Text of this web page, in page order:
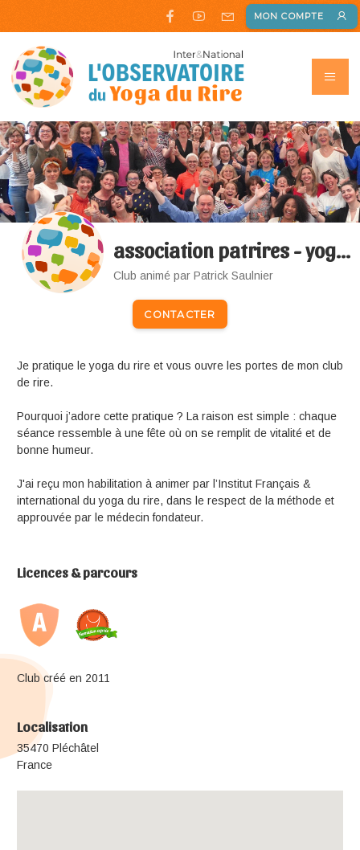
MON COMPTE
association patrires - yoga du rire
Club animé par Patrick Saulnier
CONTACTER
Je pratique le yoga du rire et vous ouvre les portes de mon club
de rire.
Pourquoi j’adore cette pratique ? La raison est simple : chaque
séance ressemble à une fête où on se remplit de vitalité et de
bonne humeur.
J'ai reçu mon habilitation à animer par l’Institut Français &
international du yoga du rire, dans le respect de la méthode et
approuvée par le médecin fondateur.
Licences & parcours
Club créé en 2011
Localisation
35470 Pléchâtel
France